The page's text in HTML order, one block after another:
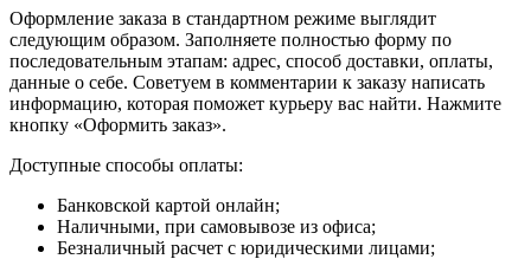
Оформление заказа в стандартном режиме выглядит
следующим образом. Заполняете полностью форму по
последовательным этапам: адрес, способ доставки, оплаты,
данные о себе. Советуем в комментарии к заказу написать
информацию, которая поможет курьеру вас найти. Нажмите
кнопку «Оформить заказ».
Доступные способы оплаты:
Банковской картой онлайн;
Наличными, при самовывозе из офиса;
Безналичный расчет с юридическими лицами;